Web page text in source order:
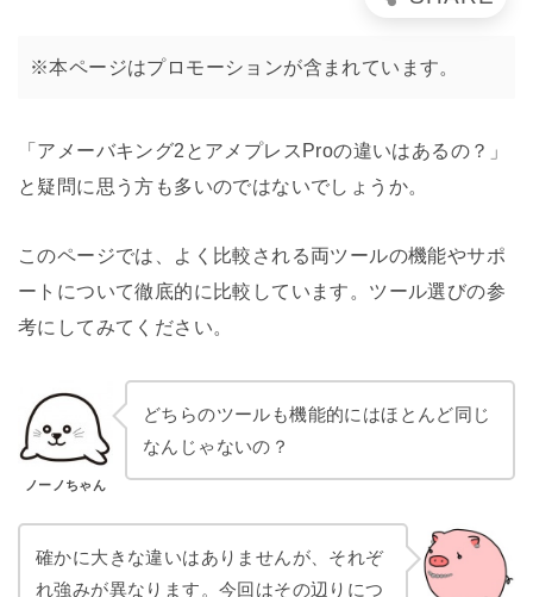
※本ページはプロモーションが含まれています。
「アメーバキング2とアメプレスProの違いはあるの？」
と疑問に思う方も多いのではないでしょうか。
このページでは、よく比較される両ツールの機能やサポ
ートについて徹底的に比較しています。ツール選びの参
考にしてみてください。
ノーノちゃん
どちらのツールも機能的にはほとんど同じ
なんじゃないの？
確かに大きな違いはありませんが、それぞ
れ強みが異なります。今回はその辺りにつ